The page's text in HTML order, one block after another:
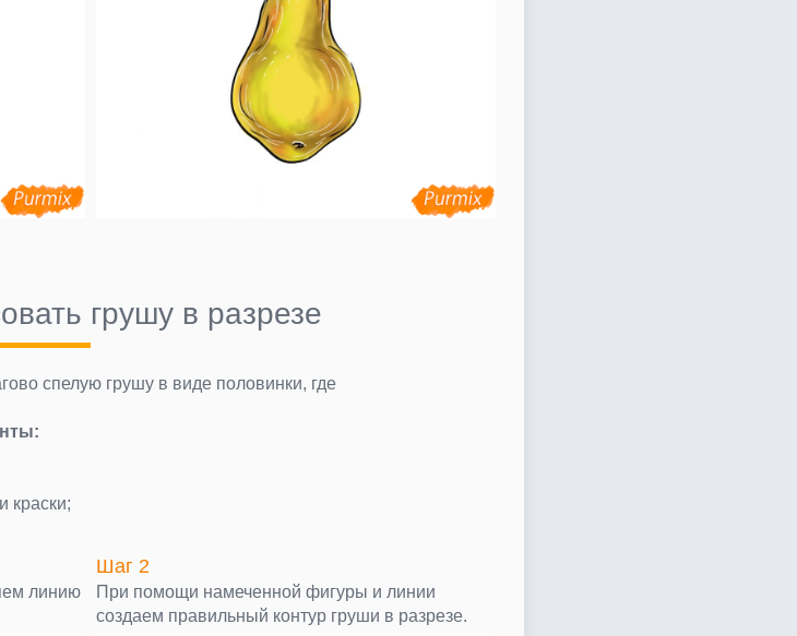
грушу в разрезе
спелую грушу в виде половинки, где
краски;
линию
Шаг 2
При помощи намеченной фигуры и линии
создаем правильный контур груши в разрезе.